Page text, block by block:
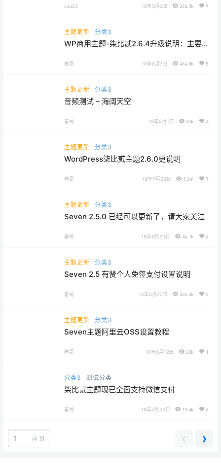
iiuu23 18年9月3日 360.5k 9
主题更新 分类3
WP商用主题-柒比贰2.6.4升级说明：主要
春哥 18年8月7日 464.8k 5
主题更新 分类3
音频测试 – 海阔天空
春哥 18年8月1日 63k 4
主题更新 分类3
WordPress柒比贰主题2.6.0更说明
春哥 18年7月28日 1.2m 7
主题更新 分类3
Seven 2.5.0 已经可以更新了，请大家关注
春哥 18年6月23日 46.1k 6
主题更新 分类3
Seven 2.5 有赞个人免签支付设置说明
春哥 18年6月22日 336.3k 2
主题更新 分类3
Seven主题阿里云OSS设置教程
春哥 18年6月12日 23k 1
分类3 测试分类
柒比贰主题现已全面支持微信支付
春哥 18年5月26日 13.4k 6
/4 页 ❮ ❯